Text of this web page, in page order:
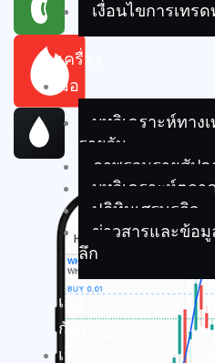
เงื่อนไขการเทร
เครื่อง
มือ
บทวิเคราะห์ทาง
รายวัน
ภาพรวมรายสัปด
บทวิเคราะห์ตลา
ปฏิทินเศรษฐกิจ
ข่าวสารและข้อมู
ลึก
เกี่ยว
กับ
เรา